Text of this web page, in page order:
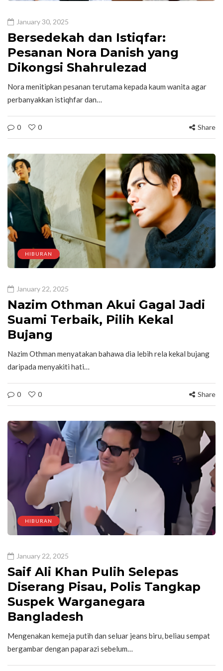
January 30, 2025
Bersedekah dan Istiqfar:
Pesanan Nora Danish yang
Dikongsi Shahrulezad
Nora menitipkan pesanan terutama kepada kaum wanita agar
perbanyakkan istiqhfar dan…
0 0 Share
HIBURAN
January 22, 2025
Nazim Othman Akui Gagal Jadi
Suami Terbaik, Pilih Kekal
Bujang
Nazim Othman menyatakan bahawa dia lebih rela kekal bujang
daripada menyakiti hati…
0 0 Share
HIBURAN
January 22, 2025
Saif Ali Khan Pulih Selepas
Diserang Pisau, Polis Tangkap
Suspek Warganegara
Bangladesh
Mengenakan kemeja putih dan seluar jeans biru, beliau sempat
bergambar dengan paparazi sebelum…